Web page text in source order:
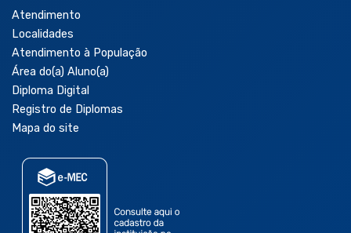
Atendimento
Localidades
Atendimento à População
Área do(a) Aluno(a)
Diploma Digital
Registro de Diplomas
Mapa do site